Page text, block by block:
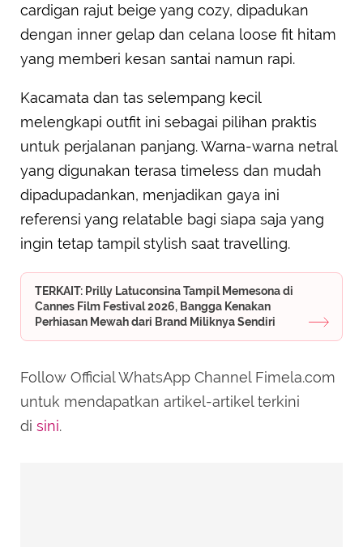
cardigan rajut beige yang cozy, dipadukan
dengan inner gelap dan celana loose fit hitam
yang memberi kesan santai namun rapi.
Kacamata dan tas selempang kecil
melengkapi outfit ini sebagai pilihan praktis
untuk perjalanan panjang. Warna-warna netral
yang digunakan terasa timeless dan mudah
dipadupadankan, menjadikan gaya ini
referensi yang relatable bagi siapa saja yang
ingin tetap tampil stylish saat travelling.
TERKAIT: Prilly Latuconsina Tampil Memesona di
Cannes Film Festival 2026, Bangga Kenakan
Perhiasan Mewah dari Brand Miliknya Sendiri
Follow Official WhatsApp Channel Fimela.com
untuk mendapatkan artikel-artikel terkini
di sini.